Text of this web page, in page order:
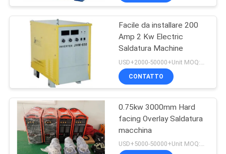
Macchine per
saldatura a
grondaia
Facile da installare 200
Amp 2 Kw Electric
Saldatura Machine
CONTATTO
0.75kw 3000mm Hard
facing Overlay Saldatura
macchina
USD+5000-50000+Unit MOQ:1 unità